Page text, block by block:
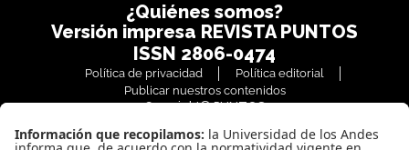
¿Quiénes somos?
Versión impresa REVISTA PUNTOS
ISSN 2806-0474
Política de privacidad
Política editorial
Publicar nuestros contenidos
Copyright© PUNTOS